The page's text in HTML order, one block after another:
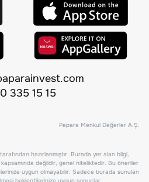
335 15 15
Papara Menkul Değerler A.Ş.
hazırlanmıştır. Burada yer alan bilgi,
kapsamında değildir, genel niteliktedir. Bu öneriler
uygun olmayabilir. Sadece burada sunulan
beklentilerinize uygun sonuçlar